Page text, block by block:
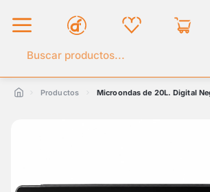
Buscar en el catálogo
Productos Microondas de 20L. Digital